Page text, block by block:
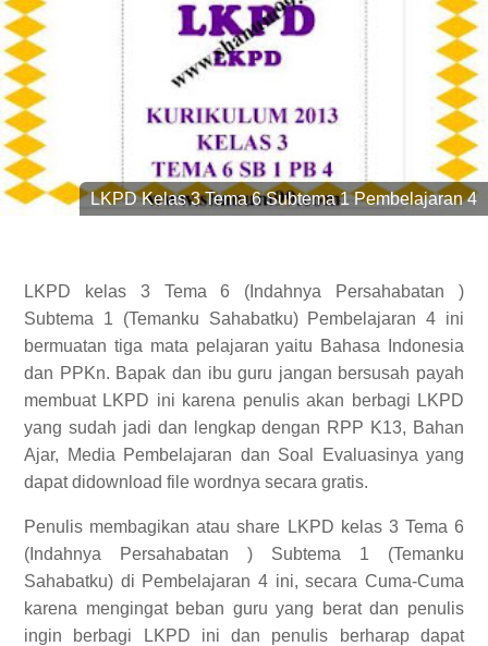
LKPD Kelas 3 Tema 6 Subtema 1 Pembelajaran 4
LKPD kelas 3 Tema 6 (Indahnya Persahabatan )
Subtema 1 (Temanku Sahabatku) Pembelajaran 4 ini
bermuatan tiga mata pelajaran yaitu Bahasa Indonesia
dan PPKn. Bapak dan ibu guru jangan bersusah payah
membuat LKPD ini karena penulis akan berbagi LKPD
yang sudah jadi dan lengkap dengan RPP K13, Bahan
Ajar, Media Pembelajaran dan Soal Evaluasinya yang
dapat didownload file wordnya secara gratis.
Penulis membagikan atau share LKPD kelas 3 Tema 6
(Indahnya Persahabatan ) Subtema 1 (Temanku
Sahabatku) di Pembelajaran 4 ini, secara Cuma-Cuma
karena mengingat beban guru yang berat dan penulis
ingin berbagi LKPD ini dan penulis berharap dapat